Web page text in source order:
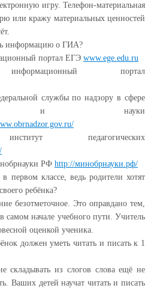
игру. Телефон-материальная
или кражу материальных ценностей
информацию о ГИА?
портал ЕГЭ www.ege.edu.ru
портал
службы по надзору в сфере
и науки
педагогических
РФ http://минобрнауки.рф/
первом классе, ведь родители хотят
ребёнка?
безотметочное. Это оправдано тем,
самом начале учебного пути. Учитель
оценкой ученика.
должен уметь читать и писать к 1
складывать из слогов слова ещё не
Ваших детей научат читать и писать